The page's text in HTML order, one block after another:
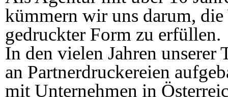
kümmern wir uns darum,
gedruckter Form zu erfüllen.
In den vielen Jahren
an Partnerdruckereien
mit Unternehmen in